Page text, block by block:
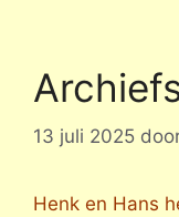
13 juli 2025
Henk en Hans